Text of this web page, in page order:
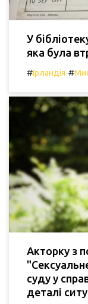
У
яка була
#Ірландія #
Акторку з
суду у
деталі